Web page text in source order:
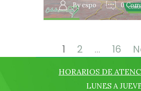
By espo 0
entradas
Page
1 Page
2 … Page
16
HORARIOS DE
LUNES A